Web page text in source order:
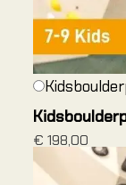
€ 198,00